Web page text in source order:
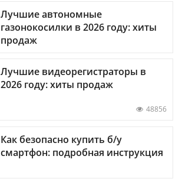
Лучшие автономные
газонокосилки в 2026 году: хиты
продаж
Лучшие видеорегистраторы в
2026 году: хиты продаж
48856
Как безопасно купить б/у
смартфон: подробная инструкция